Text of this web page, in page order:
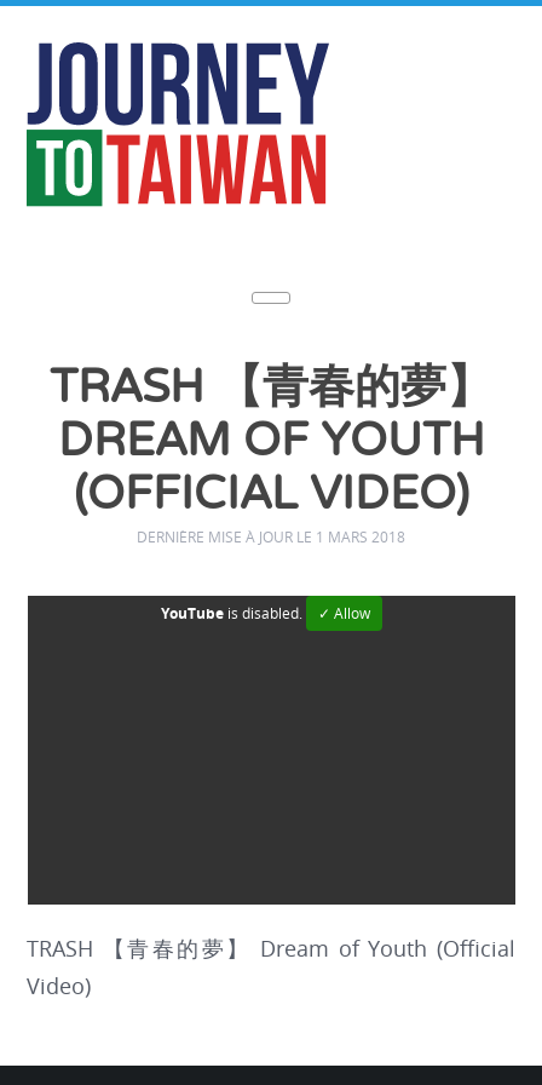
TRASH 【青春的夢】
DREAM OF YOUTH
(OFFICIAL VIDEO)
DERNIÈRE MISE À JOUR LE 1 MARS 2018
YouTubeis disabled. ✓ Allow
TRASH 【青春的夢】 Dream of Youth (Official
Video)